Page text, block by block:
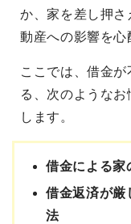
か、家を差し押
動産への影響を心
ここでは、借金
る、次のような
します。
借金による家
借金返済が厳
法